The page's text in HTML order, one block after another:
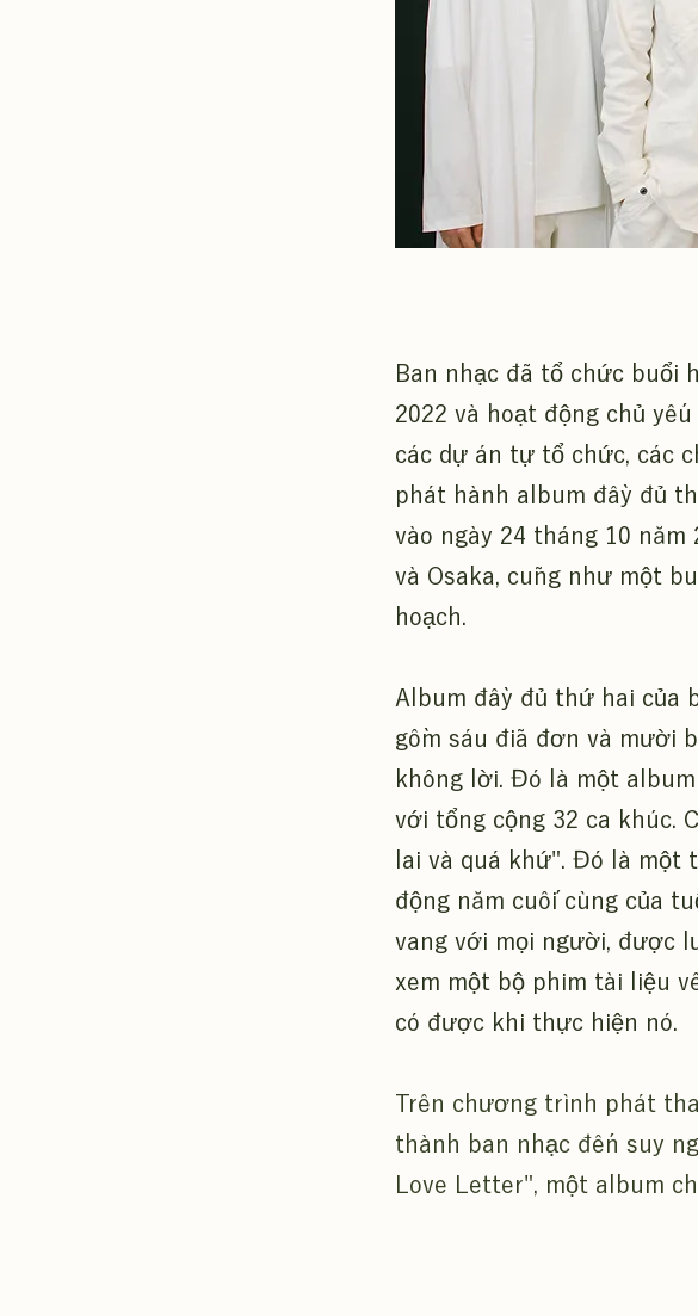
Ban nhạc đã tổ chức buổi
2022 và hoạt động chủ
các dự án tự tổ chức, các
phát hành album đầy đủ
vào ngày 24 tháng 10 năm
và Osaka, cũng như một
hoạch.
Album đầy đủ thứ hai của
gồm sáu đĩa đơn và mười
không lời. Đó là một
với tổng cộng 32 ca khúc.
lai và quá khứ". Đó là một
động năm cuối cùng của
vang với mọi người, được
xem một bộ phim tài liệu
có được khi thực hiện nó.
Trên chương trình phát
thành ban nhạc đến suy
Love Letter", một album